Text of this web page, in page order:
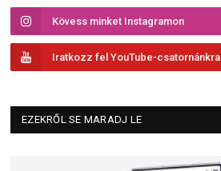
Kövess minket Instagramon
Iratkozz fel YouTube-csatornánkra
EZEKRŐL SE MARADJ LE